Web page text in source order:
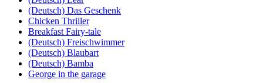
(Deutsch) Das Geschenk
Chicken Thriller
Breakfast Fairy-tale
(Deutsch) Freischwimmer
(Deutsch) Blaubart
(Deutsch) Bamba
George in the garage